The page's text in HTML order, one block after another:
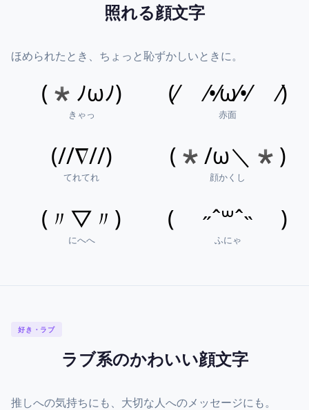
照れる顔文字
ほめられたとき、ちょっと恥ずかしいときに。
(*ﾉωﾉ)
きゃっ
(⁄ ⁄•⁄ω⁄•⁄ ⁄)
赤面
(//∇//)
てれてれ
(*/ω＼*)
顔かくし
(〃▽〃)
にへへ
( ˶ˆ꒳ˆ˵ )
ふにゃ
好き・ラブ
ラブ系のかわいい顔文字
推しへの気持ちにも、大切な人へのメッセージにも。